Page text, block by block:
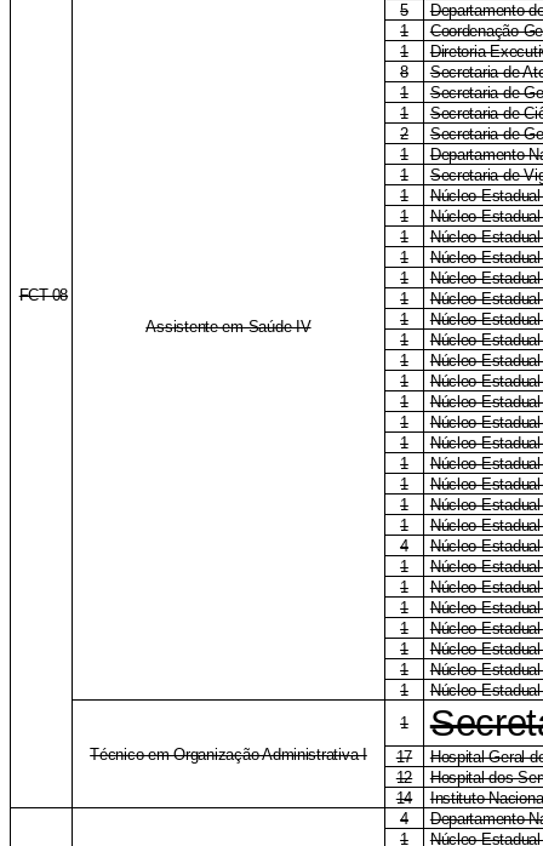
FCT-08
Assistente em Saúde IV
5
Departamento
1
Coordenação-
1
Diretoria-
8
Secretaria de
1
Secretaria de
1
Secretaria de
2
Secretaria de
1
Departamento
1
Secretaria de
1
Núcleo
1
Núcleo
1
Núcleo
1
Núcleo
1
Núcleo
1
Núcleo
1
Núcleo
1
Núcleo
1
Núcleo
1
Núcleo
1
Núcleo
1
Núcleo
1
Núcleo
1
Núcleo
1
Núcleo
1
Núcleo
1
Núcleo
4
Núcleo
1
Núcleo
1
Núcleo
1
Núcleo
1
Núcleo
1
Núcleo
1
Núcleo
1
Núcleo
Técnico em Organização Administrativa I
1
17
Hospital-Geral
12
Hospital dos
14
Instituto
4
Departamento
1
Núcleo